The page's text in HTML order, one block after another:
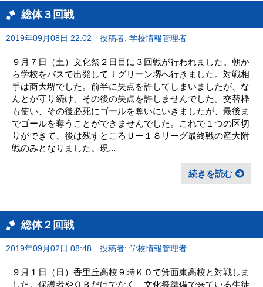
総体３回戦
2019年09月08日 22:02 投稿者: 学校情報管理者
９月７日（土）文化祭２日目に３回戦が行われました。朝か
ら学校をバスで出発してＪグリーン堺へ行きました。対戦相
手は商大堺でした。前半に失点を許してしまいましたが、な
んとか守り続け、その後の失点を許しませんでした。交替枠
も使い、その後必死にゴールを奪いにいきましたが、最後ま
でゴールを奪うことができませんでした。これで１つの区切
りができて、後は残すところＵー１８リーグ最終戦の産大附
戦のみとなりました。現...
続きを読む
総体２回戦
2019年09月02日 08:48 投稿者: 学校情報管理者
９月１日（日）香里丘高校９時ＫＯで箕面東高校と対戦しま
した。保護者やＯＢだけでなく、文化祭準備で来ている生徒